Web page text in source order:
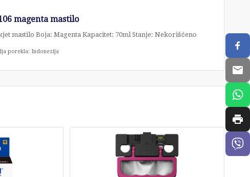
magenta mastilo
mastilo Boja: Magenta Kapacitet: 70ml Stanje: Nekorišćeno
porekla: Indonezija